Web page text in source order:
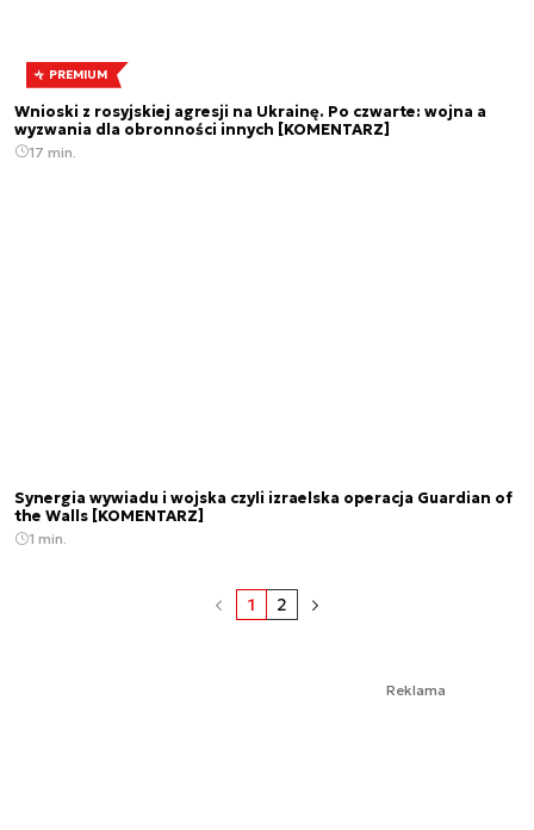
PREMIUM
Wnioski z rosyjskiej agresji na Ukrainę. Po czwarte: wojna a
wyzwania dla obronności innych [KOMENTARZ]
17 min.
Synergia wywiadu i wojska czyli izraelska operacja Guardian of
the Walls [KOMENTARZ]
1 min.
1 2
Reklama